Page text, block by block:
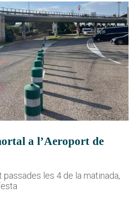
a l’Aeroport de
les 4 de la matinada,